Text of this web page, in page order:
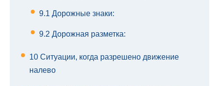
9.1 Дорожные знаки:
9.2 Дорожная разметка:
10 Ситуации, когда разрешено движение
налево